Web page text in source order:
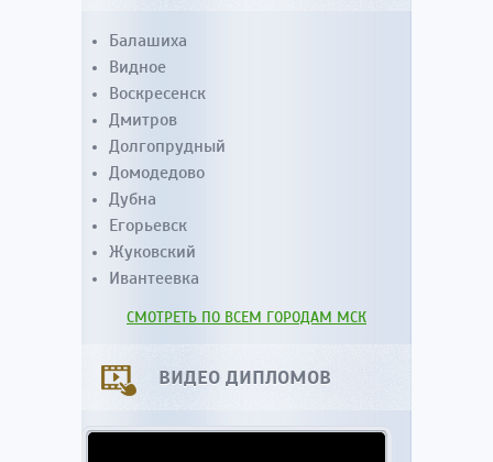
Балашиха
Видное
Воскресенск
Дмитров
Долгопрудный
Домодедово
Дубна
Егорьевск
Жуковский
Ивантеевка
СМОТРЕТЬ ПО ВСЕМ ГОРОДАМ МСК
ВИДЕО ДИПЛОМОВ